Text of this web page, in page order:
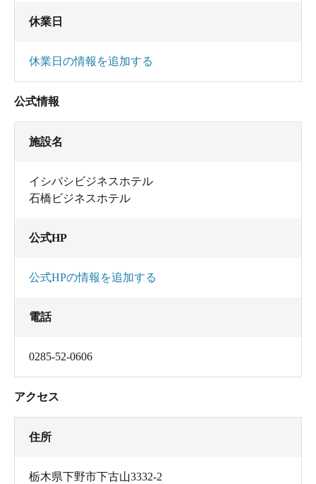
休業日
休業日の情報を追加する
公式情報
施設名
イシバシビジネスホテル
石橋ビジネスホテル
公式HP
公式HPの情報を追加する
電話
0285-52-0606
アクセス
住所
栃木県下野市下古山3332-2